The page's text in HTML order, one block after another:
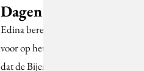
Dagen
Edina bereidt zich goed
voor op het fenomeen
dat de Bijenkorf drie